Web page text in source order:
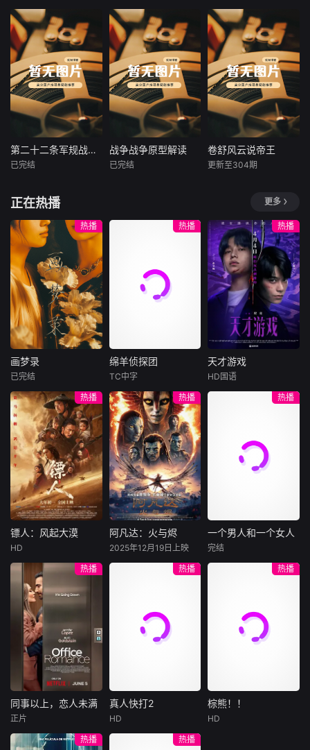
狂，实则内心细
腻，心灵手巧，擅
长精心制作各种美
味可口的点心和料
理，当然主人和同
事小胖、肉圆妹、
光头老李成为首轮
食客，不过可爱的
酥饼还是会有它的
特制料理。洋溢着
温暖生活气息的工
作室，香味四溢。
美食，让每一个人
到了归属感。
军突袭而至全歼敌
寇，
抉择。妥协的代价
是主权阉割，坚持
的底气来自全民共
识，一个国家的绝
境翻盘从来不是英
雄主义的独角戏，
而是核心力量凝聚
共识的合力逆转。
本付费节目非正
片，索马里外海，
四名持枪海盗劫持
万吨远洋货轮，船
长被挟持至封闭救
生艇，在印度洋上
开启五天五夜的极
限漂流对峙。从无
武装商船的被动防
御与安全舱战术，
到美军海豹突击队
深度还原马士基阿
拉巴马号劫持事件
全貌，拆解公海反
海盗作战的规则与
博弈，厘清好莱坞
英雄叙事与真实事
件的边界。
于文文
首部女子反恐特战
队电影，面对恐怖
主义恶势力，“最飒
女子反恐特战队”临
危受命，精英队长
陈梓静（于文文
饰）率队员金凤
（卢靖姗 饰）、齐
燕（蒋璐霞 饰）、
宁宝儿（屈菁菁
本付费节目非正
片，俄军特种航空
引导员深入叙利亚
沙漠敌后，以激光
照射引导空中精准
打击，成为武装分
子不惜代价追杀的
“沙漠之眼”。从阵
亡战友遗体的冒死
寻回，到特战搭档
在敌后绝境中建立
局到战争无赢家的
终局反思，五集深
度拆解现代局部战
争中最隐蔽的空地
协同作战，撕开英
雄滤镜下的战争残
酷真相。
第二十二条军规战争电影解读
本付费节目非正
片，二战美军空军
基地，飞行员被困
在永远看不到头的
轰炸任务中，第二
十二条军规用自相
矛盾的逻辑闭环锁
死所有逃生路径。
从军官用士兵性命
堆砌晋升履历，到
炊事官跨国倒卖军
火轰炸己方阵地牟
利，从战友意外死
亡的精神崩溃到罗
马街头的战争荒
诞，五集深度拆解
这部黑色幽默经
典，揭露僵化军事
官僚体系对人性的
极致碾压。
第二十二条军规战争电影解读
已完结
战争战争原型解读
伊拉克拉马迪民居
战场。从前沿侦察
到通讯失联，从爆
炸重伤到记忆断
的真相。彻底打破
特种部队无所不能
的神话，呈现训练
与装备无法消除的
战场不确定性，揭
示战争创伤如何伴
随亲历者一生，读
懂普通士兵在绝境
中仍不放弃彼此的
生存本能。
战争战争原型解读
已完结
卷舒风云说帝王
《卷舒风云说帝
王》是一档叙述历
史的纪录片类节
目，节目是由张贞
杰主持、制作，以
尽量详实的史料为
依据，每一集讲述
一位中国皇帝的事
迹，剖析重大历史
事件发生的原因，
用通俗易懂的语言
及图像呈现给大
家。
卷舒风云说帝王
更新至304期
正在热播 更多
热播
画梦录
林柏叡
民国的上海滩，身
怀绝技的孤女画师
许雁真，意外与身
陷危局的融汇银行
总账姜心羽产生交
集。姜心羽遭人陷
害，只得与许雁真
结盟，彼时银行欲
将国宝名画低价卖
给外国人，许雁真
仿造名画、偷天换
日。几经波折，两
人联手在各方势力
的夹缝间巧妙周
旋，共历险阻，破
解重重困境。
画梦录
已完结
热播
绵羊侦探团
尼可拉斯·博朗
尼古拉斯·加利齐纳
牧羊人乔治
（休·杰克曼饰）最
爱给羊群读侦探小
说，没想到自己有
一天会离奇死亡。
他留下的3000万
巨额遗产，让每个
人貌似都有犯罪动
机。警察毫无头绪
“不务正业”迈出牧
绵羊侦探团
TC中字
热播
天才游戏
饰），被偏执富家
公子陈伦（丁禹兮
饰）选中，被迫踏
表、神秘女友全部
备齐，在陈伦的精
瞬间拥有顶配人
天才游戏
HD国语
热播
镖人：风起大漠
于适
大漠之上，镖人、
官府、西域五大家
族等多方势力盘根
错节、暗潮涌动。
“天字第二号逃犯”
刀马接下特殊押镖
任务，和同伴一起
从西域护镖远赴长
安。不料，他们的
护送对象竟是“天字
郎……天下熙熙皆
镖人：风起大漠
HD
热播
阿凡达：火与烬
与奈蒂莉一家的命
运起伏，在前作的
情感余波之上，深
连的情感纽带的历
程，从而将故事推
维度。此外，潘多
阿凡达：火与烬
2025年12月19日上映
热播
一个男人和一个女人
饰）飞机同时落
地，入住同一家酒
店，成为一墙之隔
陷入的困境，健
康、家庭、婚姻、
一个男人和一个女人
完结
热播
同事以上，恋人未满
布雷特·戈德斯坦
同事以上，恋人未满
正片
热播
真人快打2
真人快打2
HD
热播
棕熊！！
棕熊！！
HD
热播
热播